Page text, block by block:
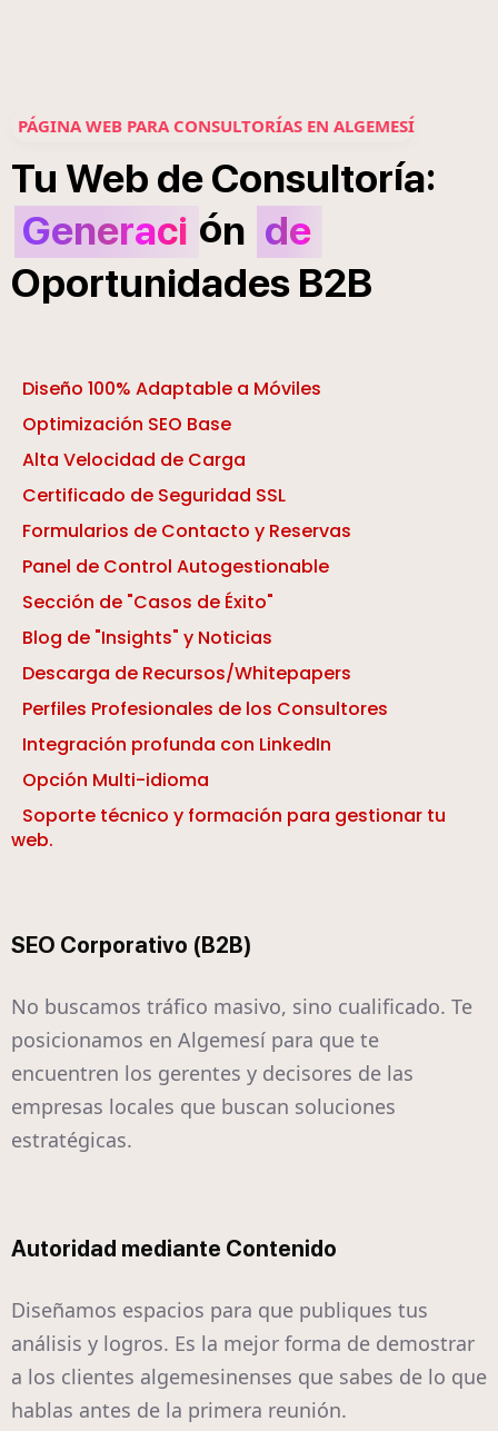
PÁGINA WEB PARA CONSULTORÍAS EN ALGEMESÍ
Tu Web deConsultoría:
Generaci ón de
Oportunidades B2B
Diseño 100% Adaptable a Móviles
Optimización SEO Base
Alta Velocidad de Carga
Certificado de Seguridad SSL
Formularios de Contacto y Reservas
Panel de Control Autogestionable
Sección de "Casos de Éxito"
Blog de "Insights" y Noticias
Descarga de Recursos/Whitepapers
Perfiles Profesionales de los Consultores
Integración profunda con LinkedIn
Opción Multi-idioma
Soporte técnico y formación para gestionar tu
web.
SEO Corporativo (B2B)
No buscamos tráfico masivo, sino cualificado. Te
posicionamos en Algemesí para que te
encuentren los gerentes y decisores de las
empresas locales que buscan soluciones
estratégicas.
Autoridad mediante Contenido
Diseñamos espacios para que publiques tus
análisis y logros. Es la mejor forma de demostrar
a los clientes algemesinenses que sabes de lo que
hablas antes de la primera reunión.